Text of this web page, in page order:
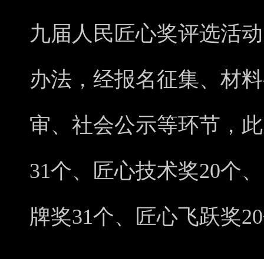
九届人民匠心奖评选活
办法，经报名征集、材
审、社会公示等环节，
31个、匠心技术奖20个
牌奖31个、匠心飞跃奖